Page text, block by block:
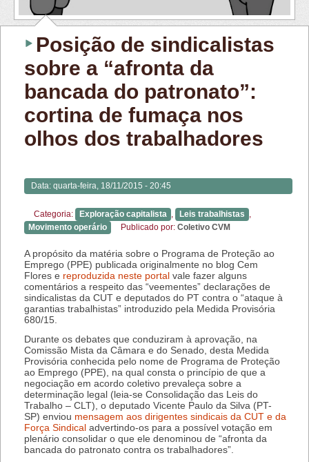
Posição de sindicalistas
sobre a “afronta da
bancada do patronato”:
cortina de fumaça nos
olhos dos trabalhadores
Data: quarta-feira, 18/11/2015 - 20:45
Categoria: Exploração capitalista , Leis trabalhistas ,
Movimento operário
Publicado por: Coletivo CVM
A propósito da matéria sobre o Programa de Proteção ao
Emprego (PPE) publicada originalmente no blog Cem
Flores e reproduzida neste portal vale fazer alguns
comentários a respeito das “veementes” declarações de
sindicalistas da CUT e deputados do PT contra o “ataque à
garantias trabalhistas” introduzido pela Medida Provisória
680/15.
Durante os debates que conduziram à aprovação, na
Comissão Mista da Câmara e do Senado, desta Medida
Provisória conhecida pelo nome de Programa de Proteção
ao Emprego (PPE), na qual consta o princípio de que a
negociação em acordo coletivo prevaleça sobre a
determinação legal (leia-se Consolidação das Leis do
Trabalho – CLT), o deputado Vicente Paulo da Silva (PT-
SP) enviou mensagem aos dirigentes sindicais da CUT e da
Força Sindical advertindo-os para a possível votação em
plenário consolidar o que ele denominou de “afronta da
bancada do patronato contra os trabalhadores”.